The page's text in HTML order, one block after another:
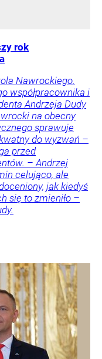
rok
Nawrockiego.
współpracownika i
Andrzeja Dudy
na obecny
sprawuje
do wyzwań –
przed
– Andrzej
celująco, ale
jak kiedyś
się to zmieniło –